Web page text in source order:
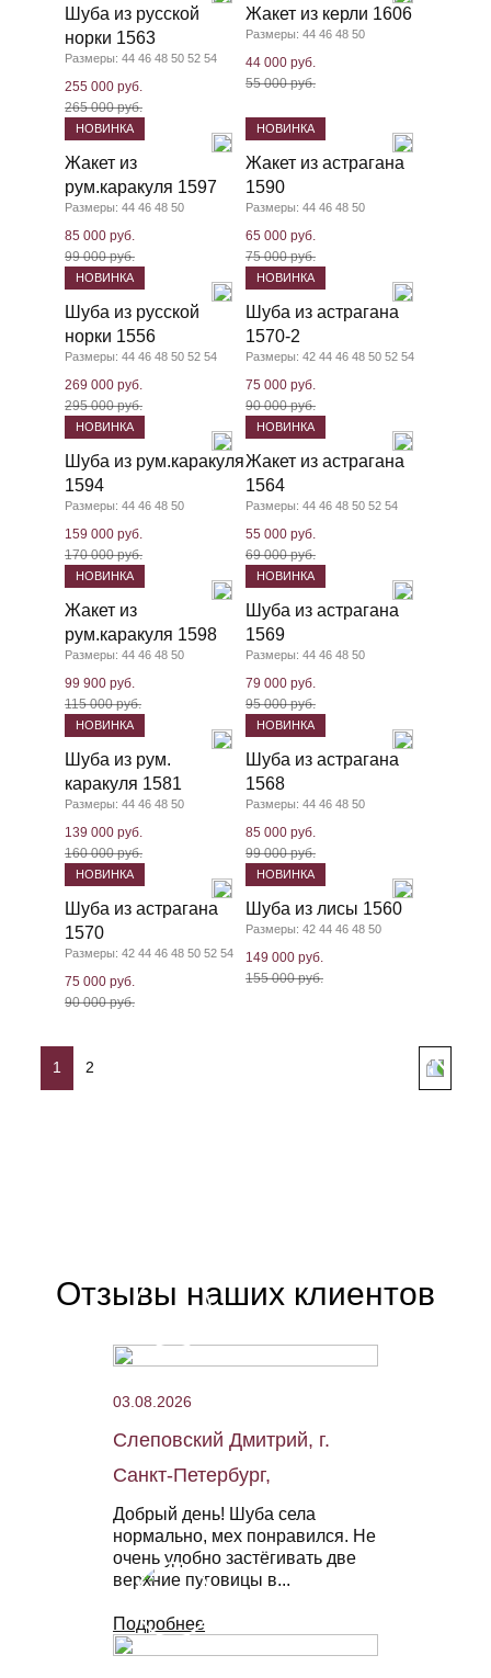
Шуба из русской
норки 1563
Размеры: 44 46 48 50 52 54
255 000 руб.
265 000 руб.
Жакет из керли 1606
Размеры: 44 46 48 50
44 000 руб.
55 000 руб.
НОВИНКА
Жакет из
рум.каракуля 1597
Размеры: 44 46 48 50
85 000 руб.
99 000 руб.
НОВИНКА
Жакет из астрагана
1590
Размеры: 44 46 48 50
65 000 руб.
75 000 руб.
НОВИНКА
Шуба из русской
норки 1556
Размеры: 44 46 48 50 52 54
269 000 руб.
295 000 руб.
НОВИНКА
Шуба из астрагана
1570-2
Размеры: 42 44 46 48 50 52 54
75 000 руб.
90 000 руб.
НОВИНКА
Шуба из рум.каракуля
1594
Размеры: 44 46 48 50
159 000 руб.
170 000 руб.
НОВИНКА
Жакет из астрагана
1564
Размеры: 44 46 48 50 52 54
55 000 руб.
69 000 руб.
НОВИНКА
Жакет из
рум.каракуля 1598
Размеры: 44 46 48 50
99 900 руб.
115 000 руб.
НОВИНКА
Шуба из астрагана
1569
Размеры: 44 46 48 50
79 000 руб.
95 000 руб.
НОВИНКА
Шуба из рум.
каракуля 1581
Размеры: 44 46 48 50
139 000 руб.
160 000 руб.
НОВИНКА
Шуба из астрагана
1568
Размеры: 44 46 48 50
85 000 руб.
99 000 руб.
НОВИНКА
Шуба из астрагана
1570
Размеры: 42 44 46 48 50 52 54
75 000 руб.
90 000 руб.
НОВИНКА
Шуба из лисы 1560
Размеры: 42 44 46 48 50
149 000 руб.
155 000 руб.
1 2
Отзывы наших клиентов
03.08.2026
Слеповский Дмитрий, г.
Санкт-Петербург,
Добрый день! Шуба села
нормально, мех понравился. Не
очень удобно застёгивать две
верхние пуговицы в...
Подробнее